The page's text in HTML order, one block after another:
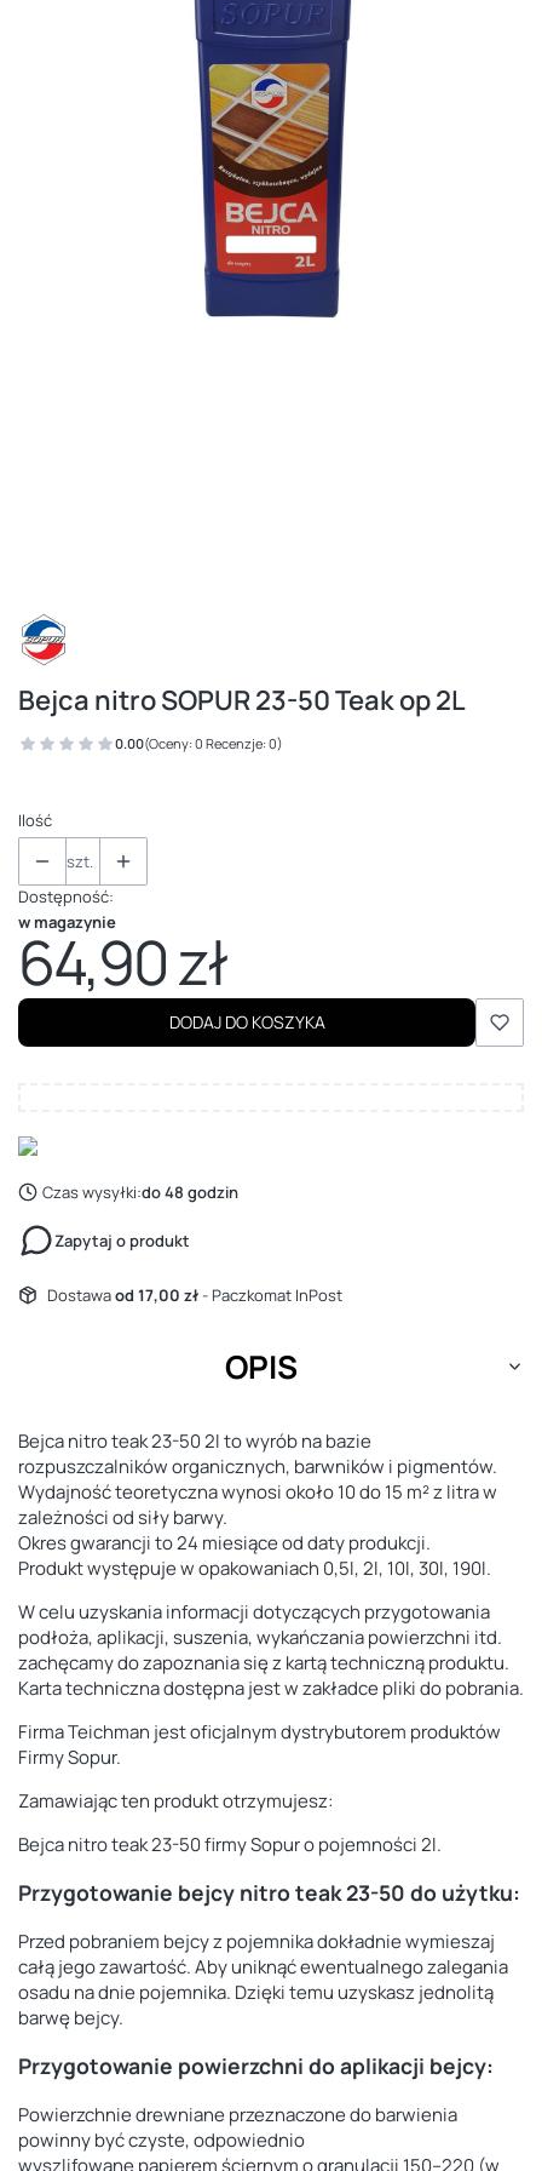
Bejca nitro SOPUR 23-50 Teak op 2L
0.00(Oceny: 0 Recenzje: 0)
Ilość
szt.
Dostępność:
w magazynie
Cena
64,90 zł
DODAJ DO KOSZYKA
Czas wysyłki:do 48 godzin
Zapytaj o produkt
Dostawaod 17,00 zł- Paczkomat InPost
OPIS
Bejca nitro teak 23-50 2l to wyrób na bazie
rozpuszczalników organicznych, barwników i pigmentów.
Wydajność teoretyczna wynosi około 10 do 15 m² z litra w
zależności od siły barwy.
Okres gwarancji to 24 miesiące od daty produkcji.
Produkt występuje w opakowaniach 0,5l, 2l, 10l, 30l, 190l.
W celu uzyskania informacji dotyczących przygotowania
podłoża, aplikacji, suszenia, wykańczania powierzchni itd.
zachęcamy do zapoznania się z kartą techniczną produktu.
Karta techniczna dostępna jest w zakładce pliki do pobrania.
Firma Teichman jest oficjalnym dystrybutorem produktów
Firmy Sopur.
Zamawiając ten produkt otrzymujesz:
Bejca nitro teak 23-50 firmy Sopur o pojemności 2l.
Przygotowanie bejcy nitro teak 23-50 do użytku:
Przed pobraniem bejcy z pojemnika dokładnie wymieszaj
całą jego zawartość. Aby uniknąć ewentualnego zalegania
osadu na dnie pojemnika. Dzięki temu uzyskasz jednolitą
barwę bejcy.
Przygotowanie powierzchni do aplikacji bejcy:
Powierzchnie drewniane przeznaczone do barwienia
powinny być czyste, odpowiednio
wyszlifowane papierem ściernym o granulacji 150–220 (w